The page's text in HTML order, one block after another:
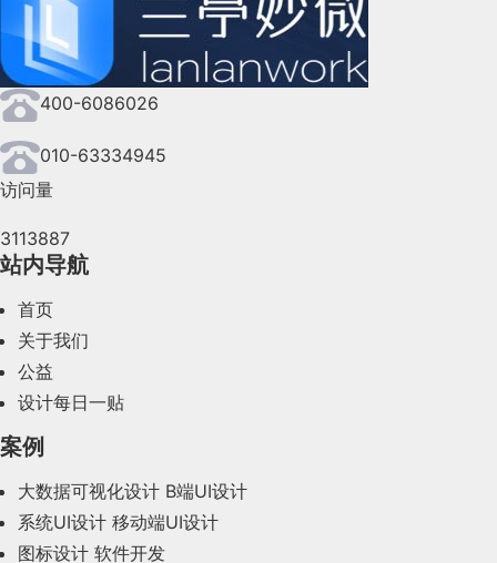
2024年9月(144)
2024年8月(164)
2024年7月(107)
2024年6月(63)
2024年4月(44)
2024年2月(58)
2023年10月(14)
400-6086026
010-63334945
访问量
3113887
站内导航
首页
关于我们
公益
设计每日一贴
案例
大数据可视化设计 B端UI设计
系统UI设计 移动端UI设计
图标设计 软件开发